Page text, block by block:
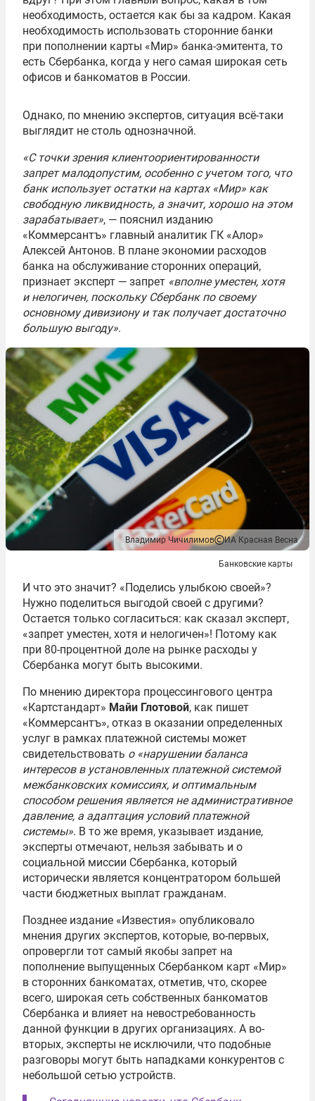
необходимость, остается как бы за кадром. Какая
необходимость использовать сторонние банки
при пополнении карты «Мир» банка-эмитента, то
есть Сбербанка, когда у него самая широкая сеть
офисов и банкоматов в России.
Однако, по мнению экспертов, ситуация всё-таки
выглядит не столь однозначной.
«С точки зрения клиентоориентированности
запрет малодопустим, особенно с учетом того, что
банк использует остатки на картах «Мир» как
свободную ликвидность, а значит, хорошо на этом
зарабатывает», — пояснил изданию
«Коммерсантъ» главный аналитик ГК «Алор»
Алексей Антонов. В плане экономии расходов
банка на обслуживание сторонних операций,
признает эксперт — запрет «вполне уместен, хотя
и нелогичен, поскольку Сбербанк по своему
основному дивизиону и так получает достаточно
большую выгоду».
Владимир Чичилимов ИА Красная Весна
Банковские карты
И что это значит? «Поделись улыбкою своей»?
Нужно поделиться выгодой своей с другими?
Остается только согласиться: как сказал эксперт,
«запрет уместен, хотя и нелогичен»! Потому как
при 80-процентной доле на рынке расходы у
Сбербанка могут быть высокими.
По мнению директора процессингового центра
«Картстандарт» Майи Глотовой, как пишет
«Коммерсантъ», отказ в оказании определенных
услуг в рамках платежной системы может
свидетельствовать о «нарушении баланса
интересов в установленных платежной системой
межбанковских комиссиях, и оптимальным
способом решения является не административное
давление, а адаптация условий платежной
системы». В то же время, указывает издание,
эксперты отмечают, нельзя забывать и о
социальной миссии Сбербанка, который
исторически является концентратором большей
части бюджетных выплат гражданам.
Позднее издание «Известия» опубликовало
мнения других экспертов, которые, во-первых,
опровергли тот самый якобы запрет на
пополнение выпущенных Сбербанком карт «Мир»
в сторонних банкоматах, отметив, что, скорее
всего, широкая сеть собственных банкоматов
Сбербанка и влияет на невостребованность
данной функции в других организациях. А во-
вторых, эксперты не исключили, что подобные
разговоры могут быть нападками конкурентов с
небольшой сетью устройств.